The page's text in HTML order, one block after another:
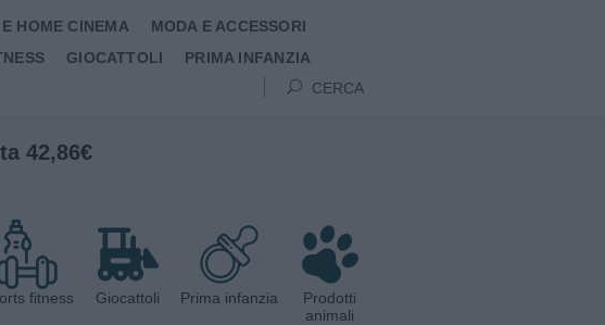
HOME CINEMA
MODA E ACCESSORI
GIOCATTOLI
PRIMA INFANZIA
CERCA
42,86€
fitness Giocattoli Prima infanzia
Prodotti
animali